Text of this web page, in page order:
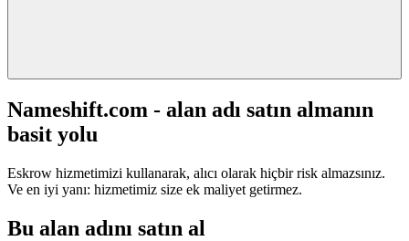
Nameshift.com - alan adı satın almanın
basit yolu
Eskrow hizmetimizi kullanarak, alıcı olarak hiçbir risk almazsınız.
Ve en iyi yanı: hizmetimiz size ek maliyet getirmez.
Bu alan adını satın al